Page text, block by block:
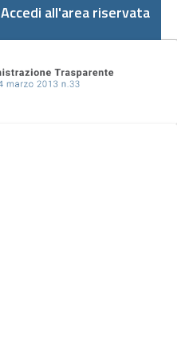
Accedi all'area riservata